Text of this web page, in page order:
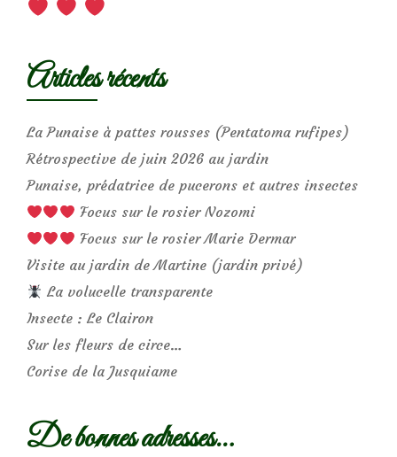
Articles récents
La Punaise à pattes rousses (Pentatoma rufipes)
Rétrospective de juin 2026 au jardin
Punaise, prédatrice de pucerons et autres insectes
Focus sur le rosier Nozomi
Focus sur le rosier Marie Dermar
Visite au jardin de Martine (jardin privé)
La volucelle transparente
Insecte : Le Clairon
Sur les fleurs de circe…
Corise de la Jusquiame
De bonnes adresses…